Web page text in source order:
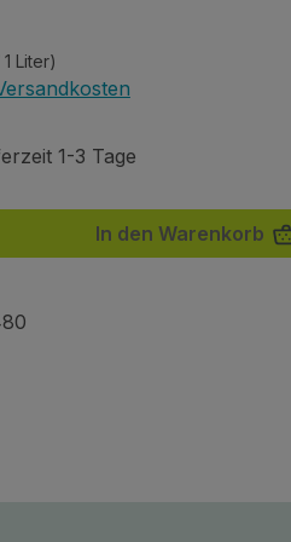
Liter)
1-3 Tage
Gib denIn den Warenkorb